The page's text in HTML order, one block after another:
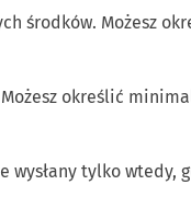
środków. Możesz
określić
wysłany tylko wtedy,